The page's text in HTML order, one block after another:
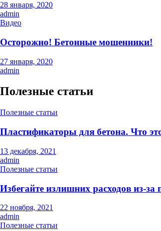
28 января, 2020
admin
Видео
Осторожно! Бетонные мошенники!
27 января, 2020
admin
Полезные статьи
Полезные статьи
Пластификаторы для бетона. Что
13 декабря, 2021
admin
Полезные статьи
Избегайте излишних расходов из-за
22 ноября, 2021
admin
Полезные статьи